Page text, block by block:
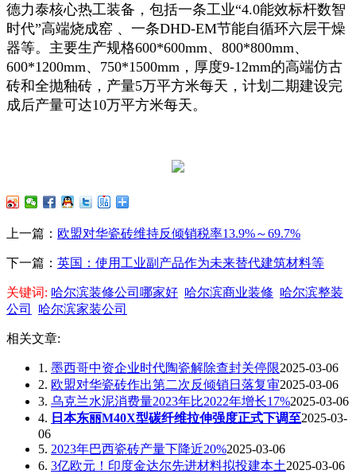
德力泰核心热工装备，包括一条工业“4.0能效标杆数智
时代”高端烧成窑 、一条DHD-EM节能自循环六层干燥
器等。主要生产规格600*600mm、800*800mm、
600*1200mm、750*1500mm，厚度9-12mm的高端仿古
砖和全抛釉砖，产量5万平方米每天，计划二期建设完
成后产量可达10万平方米每天。
上一篇： 欧盟对华瓷砖维持反倾销税率13.9%～69.7%
下一篇： 英国：使用工业副产品作为未来替代建筑材料等
关键词: 哈尔滨装修公司哪家好 哈尔滨商业装修 哈尔滨整装
公司
哈尔滨家装公司
相关文章:
1. 墨西哥中资企业时代陶瓷解除查封关停限2025-03-06
2. 欧盟对华瓷砖作出第二次反倾销日落复审2025-03-06
3. 乌克兰水泥消费量2023年比2022年增长17%2025-03-06
4. 日本东丽M40X型碳纤维拉伸强度正式下调至2025-03-
06
5. 2023年巴西瓷砖产量下降近20%2025-03-06
6. 3亿欧元！印度金达尔先进材料拟投建本土2025-03-06